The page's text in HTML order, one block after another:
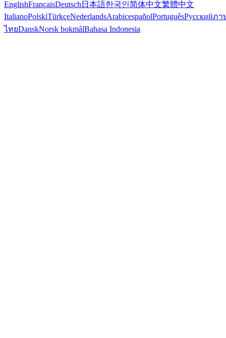
EnglishFrançaisDeutsch 日本語한국인简体中文繁體中文
ItalianoPolskiTürkçeNederlandsArabicespañolPortuguêsРусскийภา
ไทยDanskNorsk bokmålBahasa Indonesia